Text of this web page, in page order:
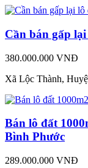
Cần bán gấp
380.000.000 VNĐ
Xã Lộc Thành,
Bán lô đất
Bình Phước
289.000.000 VNĐ